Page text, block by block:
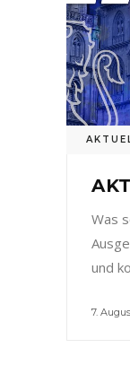
Was
und
7.